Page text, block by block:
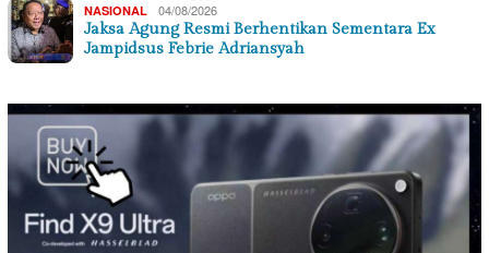
NASIONAL 04/08/2026
Jaksa Agung Resmi Berhentikan Sementara Ex
Jampidsus Febrie Adriansyah